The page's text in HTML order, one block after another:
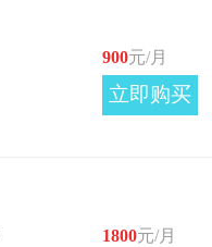
900元/月
立即购买
1800元/月